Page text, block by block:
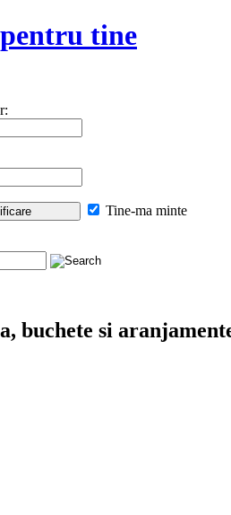
tine
Tine-ma minte
buchete si